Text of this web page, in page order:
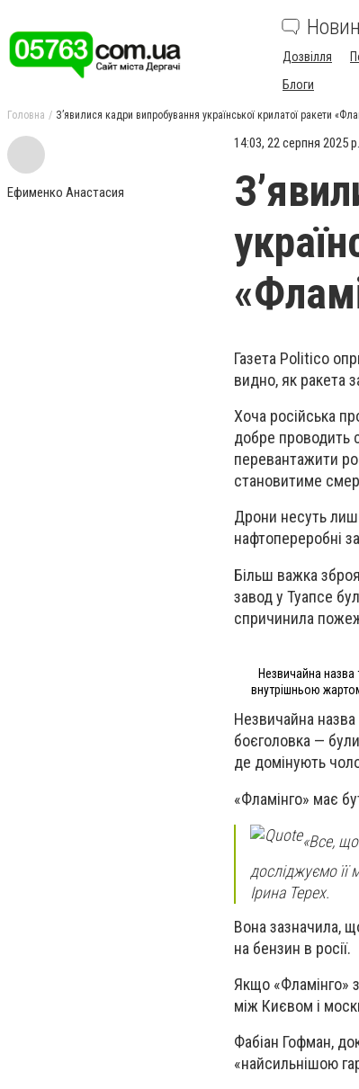
Дозвілля
Блоги
Головна З’явилися кадри випробування української крилатої ракети
Ефименко Анастасия
14:03, 22 серпня 2025 р.
Газета Politico
видно, як ракета
Хоча російська
добре проводить
перевантажити
становитиме
Дрони несуть
нафтопереробні
Більш важка
завод у Туапсе
спричинила
Незвичайна
внутрішньою
Незвичайна
боєголовка —
де домінують
«Фламінго» має
«Все,
досліджуємо її
Ірина Терех.
Вона зазначила,
на бензин в росії.
Якщо «Фламінго»
між Києвом і
Фабіан Гофман,
«найсильнішою